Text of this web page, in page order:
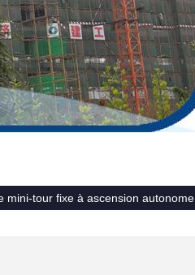
mini-tour fixe à ascension autonome